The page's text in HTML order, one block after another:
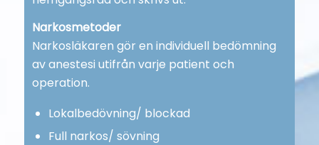
Narkosmetoder
Narkosläkaren gör en individuell bedömning
av anestesi utifrån varje patient och
operation.
Lokalbedövning/ blockad
Full narkos/ sövning